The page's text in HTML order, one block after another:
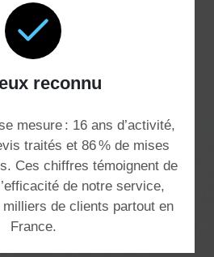
reconnu
mesure : 16 ans d’activité,
traités et 86 % de mises
Ces chiffres témoignent de
de notre service,
de clients partout en
France.